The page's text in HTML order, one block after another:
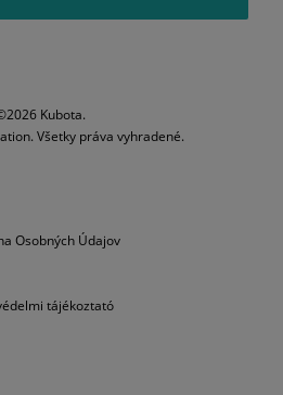
Kubota.
Všetky práva vyhradené.
Osobných Údajov
tájékoztató